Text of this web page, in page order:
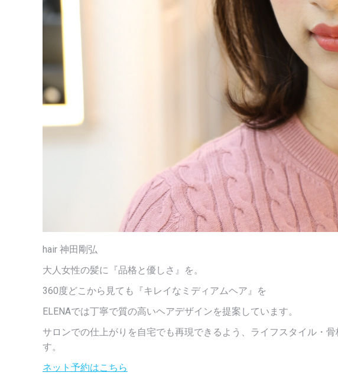
hair 神田剛弘
大人女性の髪に『品格と優しさ』を。
360度どこから見ても『キレイなミディアムヘア』を
ELENAでは丁寧で質の高いヘアデザインを提案しています。
サロンでの仕上がりを自宅でも再現できるよう、ライフスタイル・
す。
ネット予約はこちら